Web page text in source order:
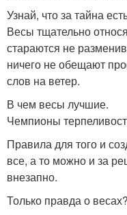
Узнай, что за тайна
Весы тщательно
стараются не
ничего не обещают
слов на ветер.
В чем весы лучшие.
Чемпионы
Правила для того и
все, а то можно и за
внезапно.
Только правда о весах?